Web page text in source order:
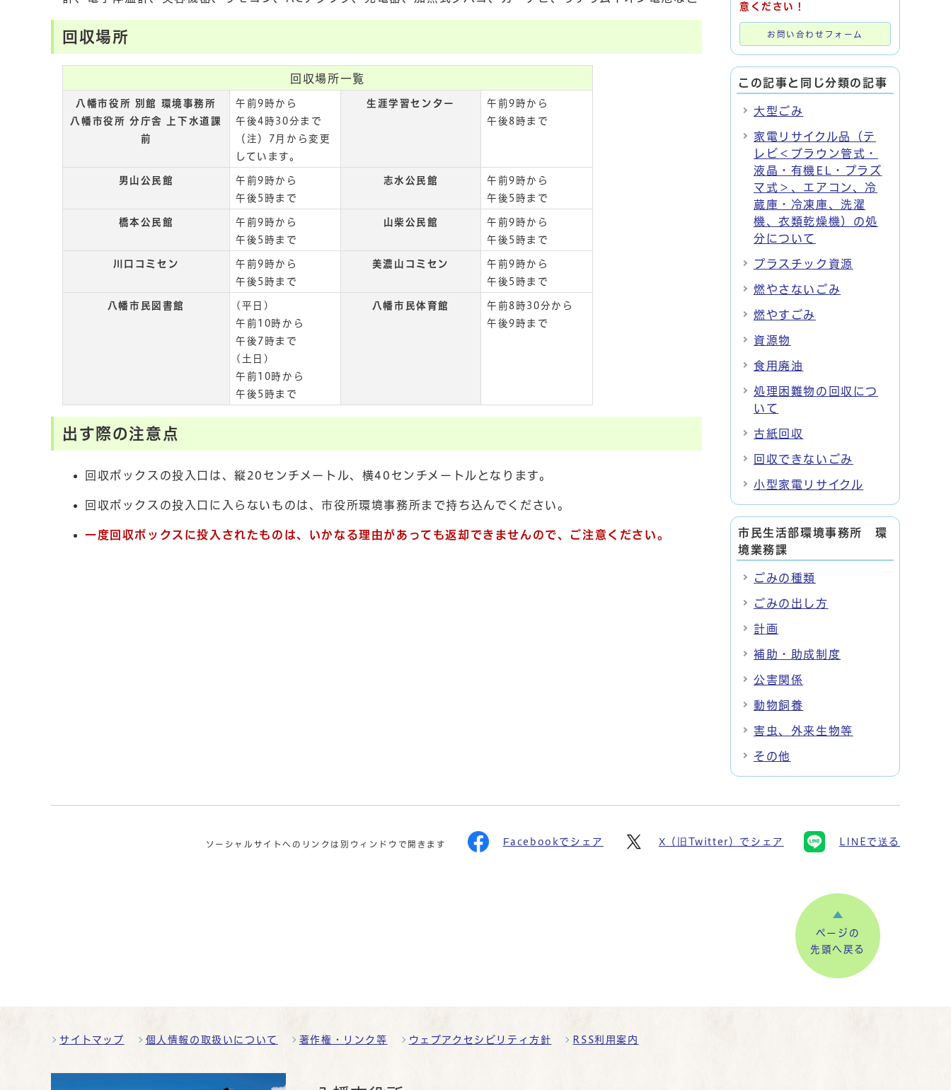
回収場所
回収場所一覧
八幡市役所 別館 環境事務所
八幡市役所 分庁舎 上下水道課
前
午前9時から
午後4時30分まで
（注）7月から変更
しています。
生涯学習センター
午前9時から
午後8時まで
男山公民館
午前9時から
午後5時まで
志水公民館
午前9時から
午後5時まで
橋本公民館
午前9時から
午後5時まで
山柴公民館
午前9時から
午後5時まで
川口コミセン
午前9時から
午後5時まで
美濃山コミセン
午前9時から
午後5時まで
八幡市民図書館
(平日)
午前10時から
午後7時まで
(土日)
午前10時から
午後5時まで
八幡市民体育館
午前8時30分から
午後9時まで
出す際の注意点
回収ボックスの投入口は、縦20センチメートル、横40センチメートルとなります。
回収ボックスの投入口に入らないものは、市役所環境事務所まで持ち込んでください。
一度回収ボックスに投入されたものは、いかなる理由があっても返却できませんので、ご注意ください。
意ください！
お問い合わせフォーム
この記事と同じ分類の記事
大型ごみ
家電リサイクル品（テ
レビ＜ブラウン管式・
液晶・有機EL・プラズ
マ式＞、エアコン、冷
蔵庫・冷凍庫、洗濯
機、衣類乾燥機）の処
分について
プラスチック資源
燃やさないごみ
燃やすごみ
資源物
食用廃油
処理困難物の回収につ
いて
古紙回収
回収できないごみ
小型家電リサイクル
市民生活部環境事務所 環
境業務課
ごみの種類
ごみの出し方
計画
補助・助成制度
公害関係
動物飼養
害虫、外来生物等
その他
ソーシャルサイトへのリンクは別ウィンドウで開きます Facebookでシェア X（旧Twitter）でシェア LINEで送る
ページの
先頭へ戻る
サイトマップ 個人情報の取扱いについて 著作権・リンク等 ウェブアクセシビリティ方針 RSS利用案内